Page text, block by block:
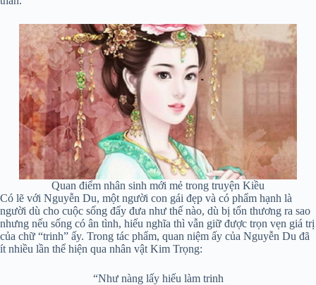
Quan điểm nhân sinh mới mẻ trong truyện Kiều
Có lẽ với Nguyễn Du, một người con gái đẹp và có phẩm hạnh là
người dù cho cuộc sống đẩy đưa như thế nào, dù bị tổn thương ra sao
nhưng nếu sống có ân tình, hiếu nghĩa thì vẫn giữ được trọn vẹn giá trị
của chữ “trinh” ấy. Trong tác phẩm, quan niệm ấy của Nguyễn Du đã
ít nhiều lần thể hiện qua nhân vật Kim Trọng:
“Như nàng lấy hiếu làm trinh